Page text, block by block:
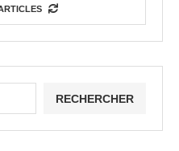
RECHERCHER